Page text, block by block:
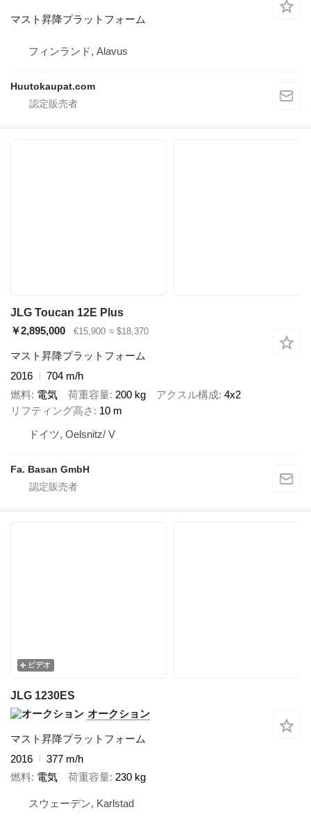
マスト昇降プラットフォーム
フィンランド, Alavus
Huutokaupat.com
JLG Toucan 12E Plus
￥2,895,000
€15,900 ≈ $18,370
マスト昇降プラットフォーム
2016
704 m/h
燃料 電気 荷重容量 200 kg アクスル構成 4x2
リフティング高さ
10 m
ドイツ, Oelsnitz/ V
Fa. Basan GmbH
ビデオ
JLG 1230ES
オークション
マスト昇降プラットフォーム
2016
377 m/h
燃料 電気 荷重容量 230 kg
スウェーデン, Karlstad